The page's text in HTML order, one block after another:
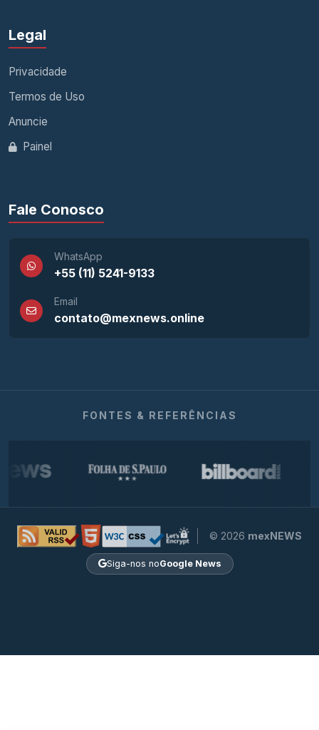
Legal
Privacidade
Termos de Uso
Anuncie
Painel
Fale Conosco
WhatsApp
+55 (11) 5241-9133
Email
contato@mexnews.online
FONTES & REFERÊNCIAS
© 2026 mexNEWS
Siga-nos noGoogle News